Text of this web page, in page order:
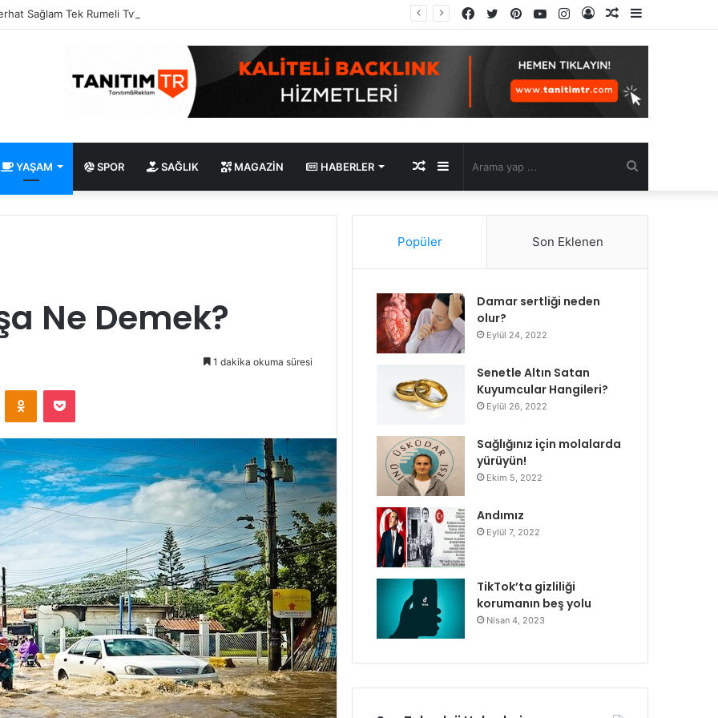
Sağlam Tek Rumeli Tv’de Marka Atölyesi Programına Konuk Oldu
Kenar
Rastgele
Kayıt
Instagram
YouTube
Pinterest
Twitter
Facebook
YAŞAM SPOR SAĞLIK MAGAZIN HABERLER
yap
Kenar
Bölmesi
Rastgele
Makale
Ne Demek?
1 dakika okuma süresi
Odnoklassniki
Pocket
Popüler Son Eklenen
Damar sertliği neden
olur?
Eylül 24, 2022
Senetle Altın Satan
Kuyumcular Hangileri?
Eylül 26, 2022
Sağlığınız için molalarda
yürüyün!
Ekim 5, 2022
Andımız
Eylül 7, 2022
TikTok’ta gizliliği
korumanın beş yolu
Nisan 4, 2023